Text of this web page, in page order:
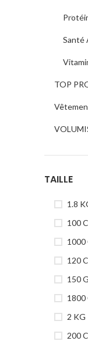
Santé
TOP
TAILLE
1.8
100
1000
120
150
1800
2 KG
200